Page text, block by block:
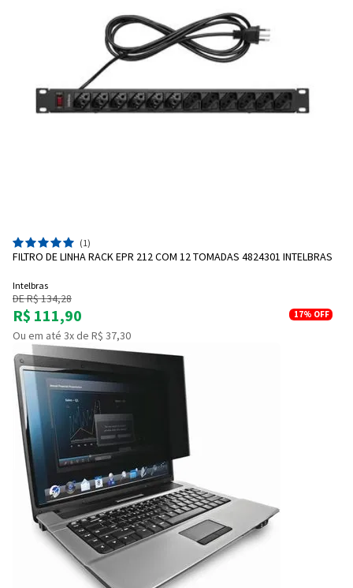
(1)
FILTRO DE LINHA RACK EPR 212 COM 12 TOMADAS 4824301 INTELBRAS
Intelbras
DE R$ 134,28
R$ 111,90 17% OFF
Ou em até 3x de R$ 37,30